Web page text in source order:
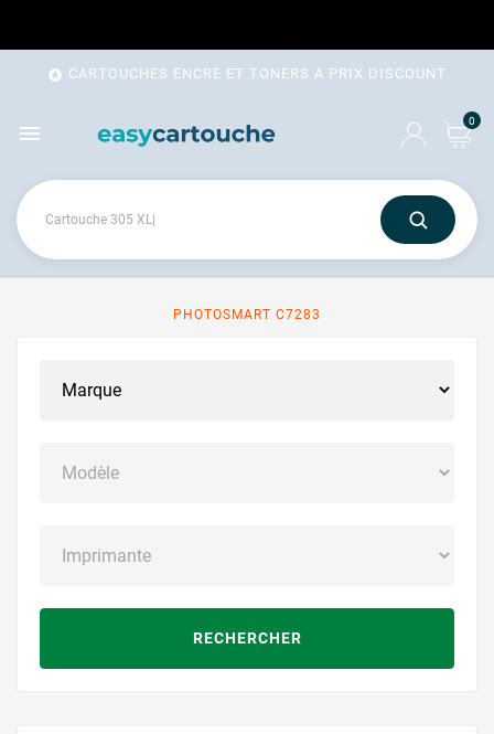
 CARTOUCHES ENCRE ET TONERS A PRIX DISCOUNT
 0
PHOTOSMART C7283
RECHERCHER